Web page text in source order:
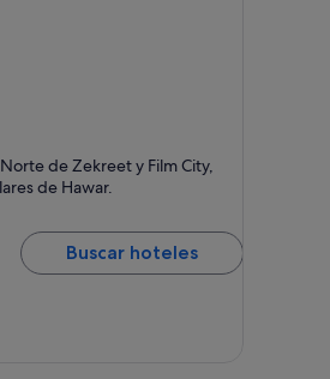
de Zekreet y Film City,
de Hawar.
Buscar hoteles